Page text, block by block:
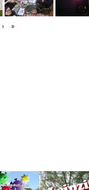
› »